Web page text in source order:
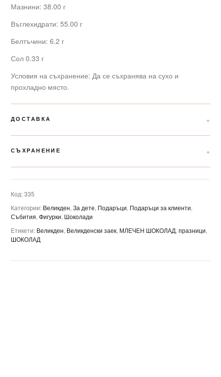
Мазнини: 38.00 г
Въглехидрати: 55.00 г
Белтъчини: 6.2 г
Сол 0.33 г
Условия на съхранение: Да се съхранява на сухо и
прохладно място.
ДОСТАВКА
СЪХРАНЕНИЕ
Код:335
Категории: Великден, За дете, Подаръци, Подаръци за клиенти,
Събития, Фигурки, Шоколади
Етикети: Великден, Великденски заек, МЛЕЧЕН ШОКОЛАД, празници,
ШОКОЛАД